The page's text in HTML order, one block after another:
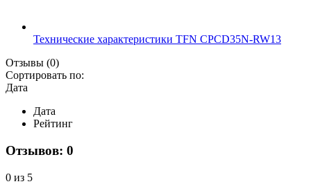
Технические характеристики TFN CPCD35N-RW13
Отзывы (0)
Сортировать по:
Дата
Дата
Рейтинг
Отзывов: 0
0 из 5